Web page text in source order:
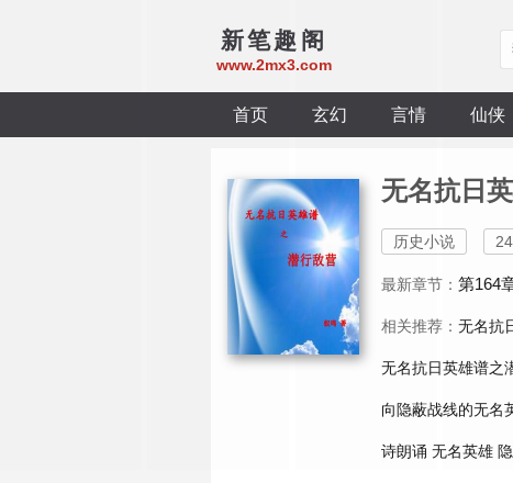
新笔趣阁
www.2mx3.com
首页 玄幻 言情 仙侠
无名抗日
历史小说
最新章节： 第164
相关推荐： 无名抗
无名抗日英雄谱之
向隐蔽战线的无名
诗朗诵 无名英雄